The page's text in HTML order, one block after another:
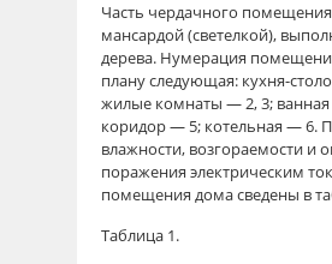
Часть чердачного помещения
мансардой (светелкой),
дерева. Нумерация
плану следующая: кухня-
жилые комнаты — 2, 3; ванная
коридор — 5; котельная — 6.
влажности, возгораемости и
поражения электрическим
помещения дома сведены в
Таблица 1.